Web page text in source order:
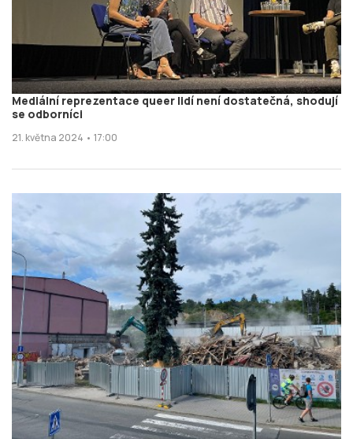
Mediální reprezentace queer lidí není dostatečná, shodují
se odborníci
21. května 2024 • 17:00